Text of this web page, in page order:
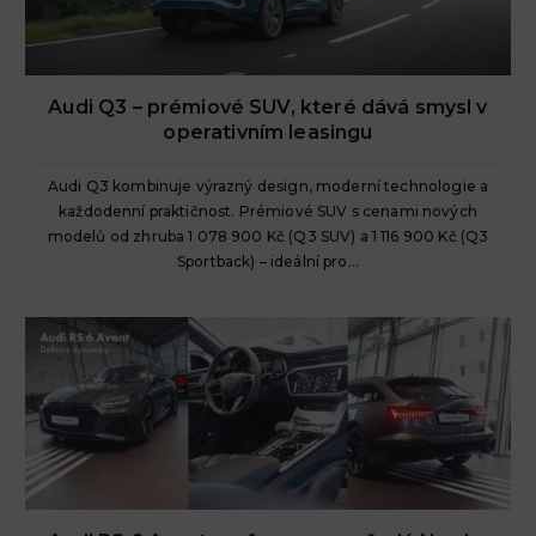
Audi Q3 – prémiové SUV, které dává smysl v
operativním leasingu
Audi Q3 kombinuje výrazný design, moderní technologie a
každodenní praktičnost. Prémiové SUV s cenami nových
modelů od zhruba 1 078 900 Kč (Q3 SUV) a 1 116 900 Kč (Q3
Sportback) – ideální pro...